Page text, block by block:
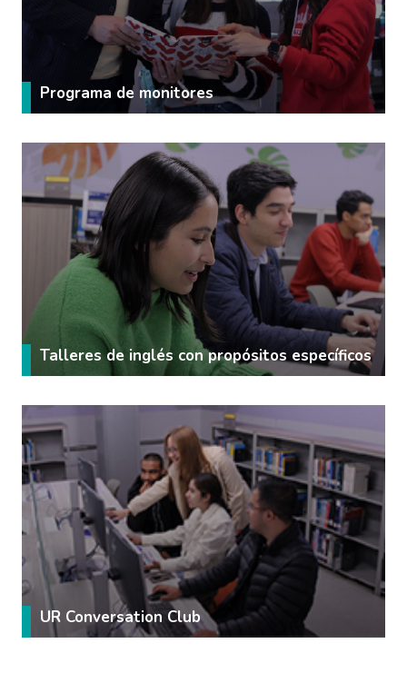
Programa de monitores
Talleres de inglés con propósitos específicos
UR Conversation Club